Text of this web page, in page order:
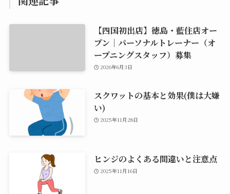
【四国初出店】徳島・藍住店オー
プン｜パーソナルトレーナー（オ
ープニングスタッフ）募集
2026年6月3日
スクワットの基本と効果(僕は大嫌
い)
2025年11月28日
ヒンジのよくある間違いと注意点
2025年11月16日